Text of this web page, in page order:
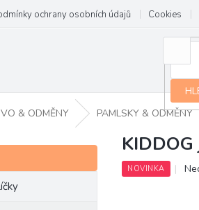
ochrany osobních údajů Cookies
& ODMĚNY PAMLSKY & ODMĚNY
NOVINKA